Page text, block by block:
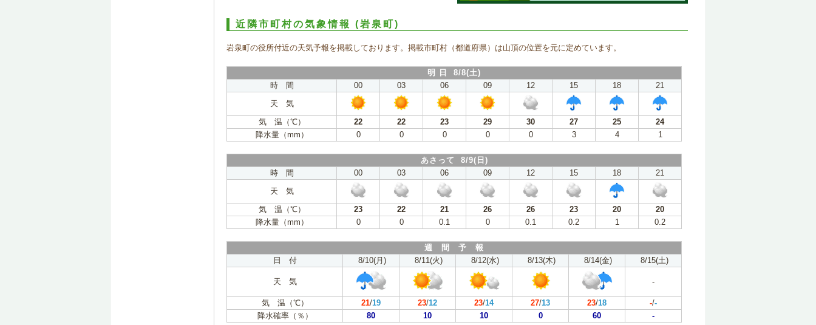
近隣市町村の気象情報 (岩泉町)
岩泉町の役所付近の天気予報を掲載しております。掲載市町村（都道府県）は山頂の位置を元に定めています。
明 日 8/8(土)
時 間
00 03 06 09 12 15 18
21
天 気
気 温（℃）
22 22 23 29 30 27 25
24
降水量（mm）
0 0 0 0 0 3 4 1
あさって 8/9(日)
時 間
00 03 06 09 12 15 18
21
天 気
気 温（℃）
23 22 21 26 26 23 20
20
降水量（mm）
0 0 0.1 0 0.1 0.2 1 0.2
週 間 予 報
日 付
8/10(月) 8/11(火) 8/12(水) 8/13(木) 8/14(金) 8/15(土)
天 気 -
気 温（℃） 21/19 23/12 23/14 27/13 23/18 -/-
降水確率（％）
80 10 10 0 60 -